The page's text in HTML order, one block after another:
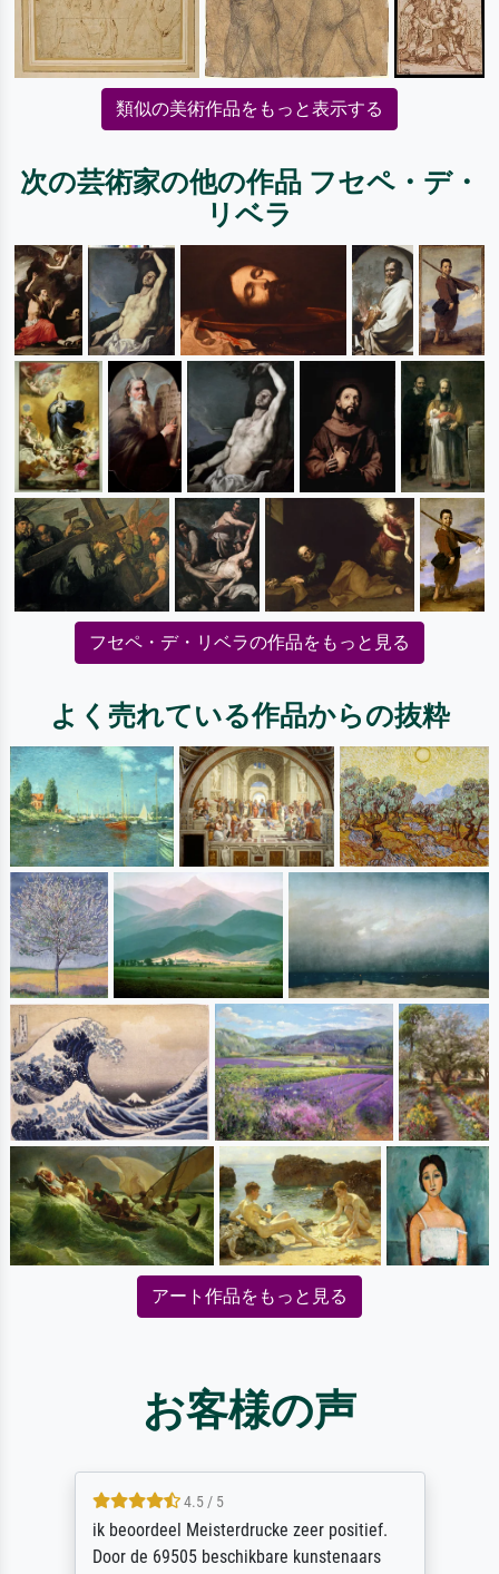
類似の美術作品をもっと表示する
次の芸術家の他の作品 フセペ・デ・
リベラ
フセペ・デ・リベラの作品をもっと見る
よく売れている作品からの抜粋
アート作品をもっと見る
お客様の声
4.5 / 5
ik beoordeel Meisterdrucke zeer positief.
Door de 69505 beschikbare kunstenaars